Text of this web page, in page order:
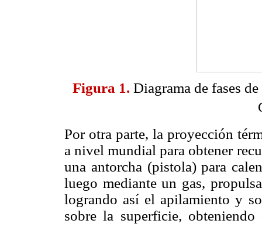
Figura 1. Diagrama de fases
Por otra parte, la proyección
a nivel mundial para obtener
una antorcha (pistola) para
luego mediante un gas,
logrando así el apilamiento y
sobre la superficie,